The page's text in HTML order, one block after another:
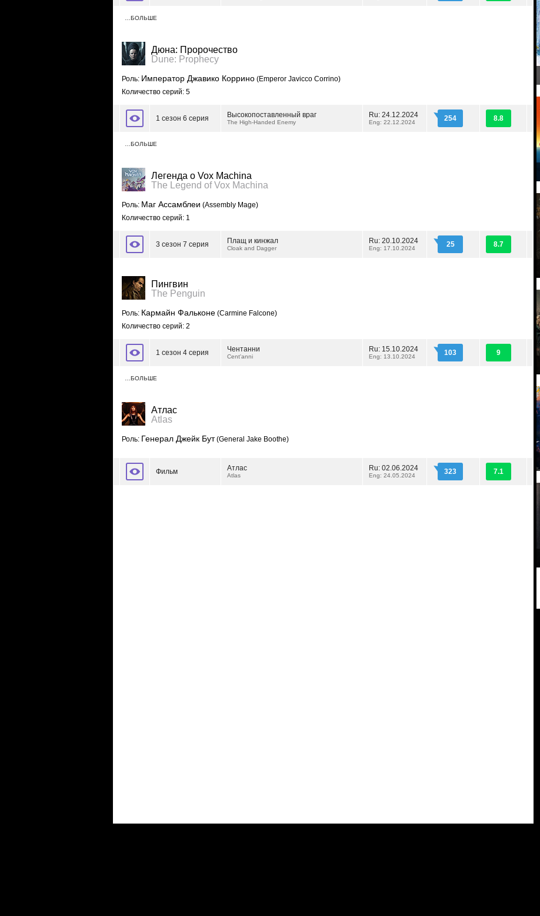
…БОЛЬШЕ
Дюна: Пророчество
Dune: Prophecy
Роль: Император Джавико Коррино (Emperor Javicco Corrino)
Количество серий: 5
1 сезон 6 серия Высокопоставленный враг
The High-Handed Enemy
Ru: 24.12.2024
Eng: 22.12.2024 254 8.8
…БОЛЬШЕ
Легенда о Vox Machina
The Legend of Vox Machina
Роль: Маг Ассамблеи (Assembly Mage)
Количество серий: 1
3 сезон 7 серия Плащ и кинжал
Cloak and Dagger
Ru: 20.10.2024
Eng: 17.10.2024 25 8.7
Пингвин
The Penguin
Роль: Кармайн Фальконе (Carmine Falcone)
Количество серий: 2
1 сезон 4 серия Чентанни
Cent'anni
Ru: 15.10.2024
Eng: 13.10.2024 103 9
…БОЛЬШЕ
Атлас
Atlas
Роль: Генерал Джейк Бут(General Jake Boothe)
Фильм Атлас
Atlas
Ru: 02.06.2024
Eng: 24.05.2024 323 7.1